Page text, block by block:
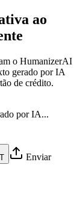
ao
o HumanizerAI
gerado por IA
de crédito.
por IA...
Enviar